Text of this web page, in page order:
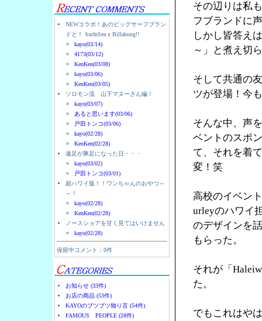
NEWコラボ！あのビッグサーフブラン
ドと！ SurfnSea x Billabong!!
kayo(03/14)
4173(03/12)
KenKen(03/08)
kayo(03/06)
KenKen(03/05)
ソロモン流 山下マヌーさん編！
kayo(03/07)
あると思います(03/06)
戸田トンコ(03/06)
kayo(02/28)
KenKen(02/28)
遠足が豚足になった日・・・
kayo(03/02)
戸田トンコ(03/01)
超ハワイ版！！ワンちゃんのおやつ～
～！
kayo(02/28)
KenKen(02/28)
ノースショアを甘く見てはいけません
kayo(02/28)
保留中コメント：0件
お知らせ (33件)
お店の商品 (53件)
KAYOのブツブツ独り言 (54件)
FAMOUS PEOPLE (28件)
その辺りは私
フブランドに
しかし皆答え
～」と煮え切
そして共通の
ツが登場！今
そんな中、声
ベントのスポ
て、それを着
変！笑
高校のイベン
urleyのハワイ
のデザインを
もらった。
それが「
た。
でもこれはや